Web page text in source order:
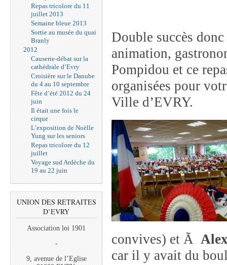
Repas tricolore du 11
juillet 2013
Semaine bleue 2013
Sortie au musée du quai
Branly
2012
Causerie-débat sur la
cathédrale d’Evry
Croisière sur le Danube
du 4 au 10 septembre
Fête d’été 2012 du 24
juin
Il était une fois le
cirque
L’exposition de Noëlle
Yung sur les seniors
Repas tricolore du 12
juillet
Voyage sud Ardèche du
19 au 22 juin
UNION DES RETRAITES
D’EVRY
Association loi 1901
-
9, avenue de l’Eglise
Double succès
animation,
Pompidou et ce
organisées pour
Ville d’EVRY.
convives) et Ã
car il y avait du